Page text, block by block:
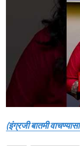
(इंग्रजी बातमी